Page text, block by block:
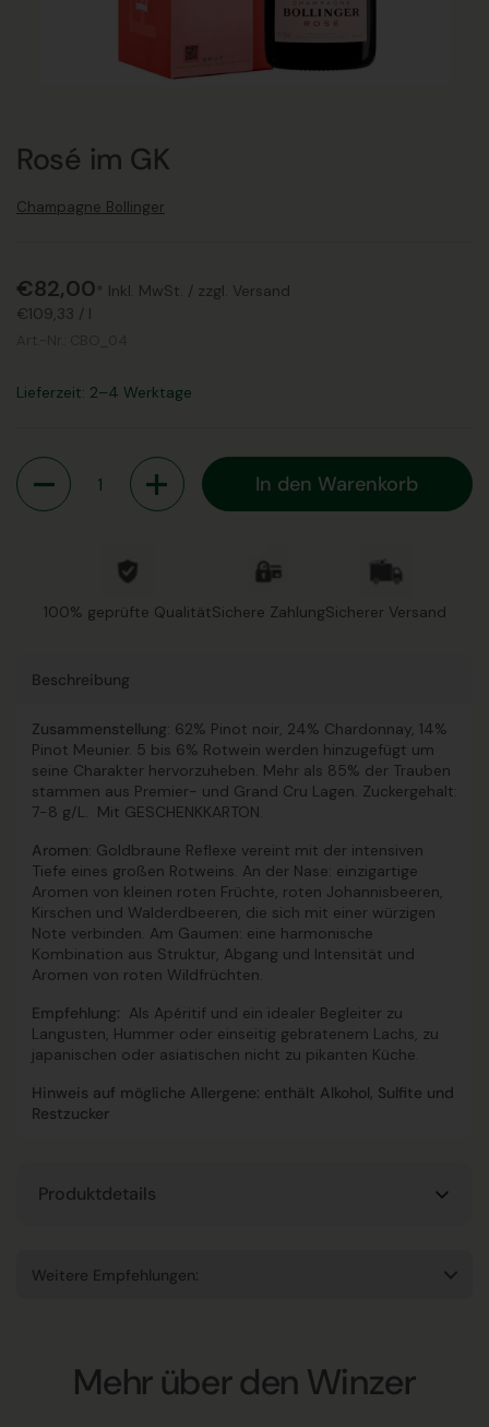
Rosé im GK
Champagne Bollinger
€82,00 * Inkl. MwSt. / zzgl. Versand
€109,33 / l
Lieferzeit: 2–4 Werktage
Anzahl
In den Warenkorb
100% geprüfte QualitätSichere ZahlungSicherer Versand
Beschreibung
Zusammenstellung: 62% Pinot noir, 24% Chardonnay, 14%
Pinot Meunier. 5 bis 6% Rotwein werden hinzugefügt um
seine Charakter hervorzuheben. Mehr als 85% der Trauben
stammen aus Premier- und Grand Cru Lagen. Zuckergehalt:
7-8 g/L. Mit GESCHENKKARTON.
Aromen: Goldbraune Reflexe vereint mit der intensiven
Tiefe eines großen Rotweins. An der Nase: einzigartige
Aromen von kleinen roten Früchte, roten Johannisbeeren,
Kirschen und Walderdbeeren, die sich mit einer würzigen
Note verbinden. Am Gaumen: eine harmonische
Kombination aus Struktur, Abgang und Intensität und
Aromen von roten Wildfrüchten.
Empfehlung: Als Apéritif und ein idealer Begleiter zu
Langusten, Hummer oder einseitig gebratenem Lachs, zu
japanischen oder asiatischen nicht zu pikanten Küche.
Hinweis auf mögliche Allergene: enthält Alkohol, Sulfite und
Restzucker
Produktdetails
Weitere Empfehlungen:
Mehr über den Winzer